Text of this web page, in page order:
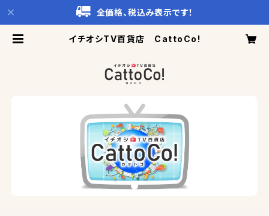
全価格、税込み表示です！
イチオシTV百貨店 CattoCo!